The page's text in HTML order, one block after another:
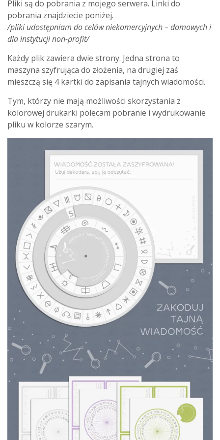
Pliki są do pobrania z mojego serwera. Linki do
pobrania znajdziecie poniżej.
/pliki udostępniam do celów niekomercyjnych – domowych i
dla instytucji non-profit/
Każdy plik zawiera dwie strony. Jedna strona to
maszyna szyfrująca do złożenia, na drugiej zaś
mieszczą się 4 kartki do zapisania tajnych wiadomości.
Tym, którzy nie mają możliwości skorzystania z
kolorowej drukarki polecam pobranie i wydrukowanie
pliku w kolorze szarym.